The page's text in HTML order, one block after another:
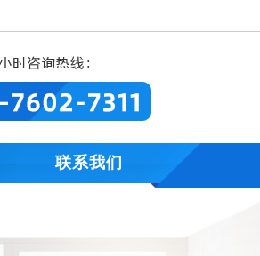
联系我们